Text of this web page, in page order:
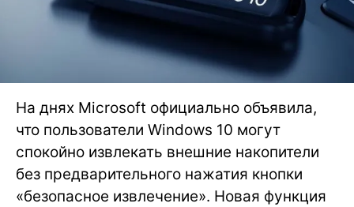
На днях Microsoft официально объявила,
что пользователи Windows 10 могут
спокойно извлекать внешние накопители
без предварительного нажатия кнопки
«безопасное извлечение». Новая функция